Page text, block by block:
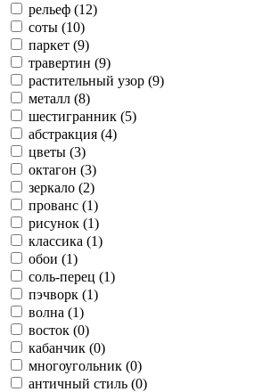
рельеф (12)
соты (10)
паркет (9)
травертин (9)
растительный узор (9)
металл (8)
шестигранник (5)
абстракция (4)
цветы (3)
октагон (3)
зеркало (2)
прованс (1)
рисунок (1)
классика (1)
обои (1)
соль-перец (1)
пэчворк (1)
волна (1)
восток (0)
кабанчик (0)
многоугольник (0)
античный стиль (0)